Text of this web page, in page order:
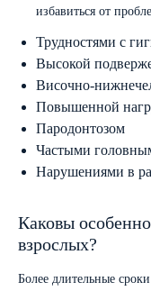
избавиться от
Трудностями с
Высокой
Височно-
Повышенной
Пародонтозом
Частыми
Нарушениями в
Каковы
взрослых?
Более длительные